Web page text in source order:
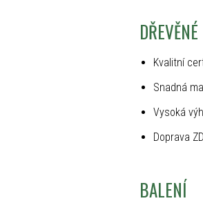
Kvalitní
Snadná
Vysoká
Doprava
BALENÍ